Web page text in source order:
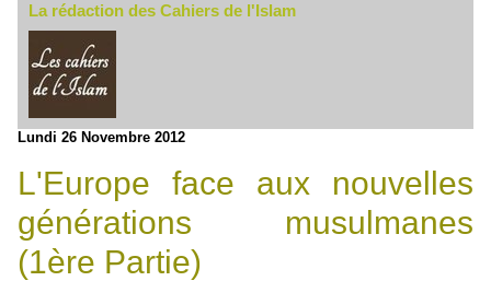
La rédaction des Cahiers de l'Islam
Lundi 26 Novembre 2012
L'Europe face aux nouvelles
générations musulmanes
(1ère Partie)